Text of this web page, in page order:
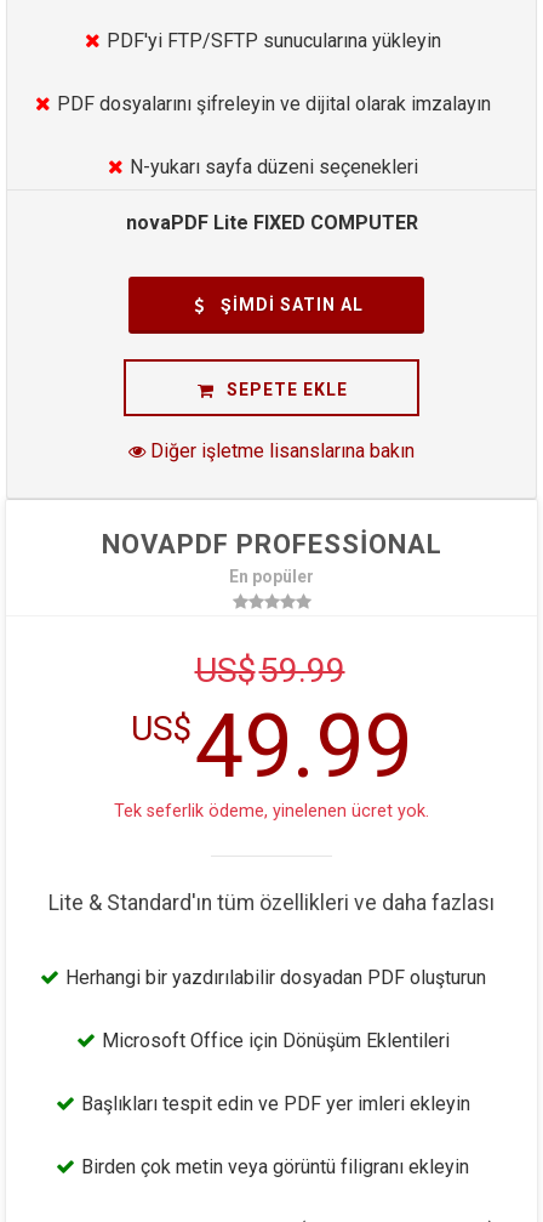
PDF'yi FTP/SFTP sunucularına yükleyin
PDF dosyalarını şifreleyin ve dijital olarak imzalayın
N-yukarı sayfa düzeni seçenekleri
novaPDF Lite FIXED COMPUTER
ŞIMDI SATIN AL
SEPETE EKLE
Diğer işletme lisanslarına bakın
NOVAPDF PROFESSIONAL
En popüler
US$59.99
US$49.99
Tek seferlik ödeme, yinelenen ücret yok.
Lite & Standard'ın tüm özellikleri ve daha fazlası
Herhangi bir yazdırılabilir dosyadan PDF oluşturun
Microsoft Office için Dönüşüm Eklentileri
Başlıkları tespit edin ve PDF yer imleri ekleyin
Birden çok metin veya görüntü filigranı ekleyin